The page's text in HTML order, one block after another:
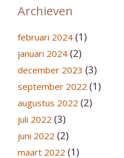
Archieven
februari 2024 (1)
januari 2024 (2)
december 2023 (3)
september 2022 (1)
augustus 2022 (2)
juli 2022 (3)
juni 2022 (2)
maart 2022 (1)